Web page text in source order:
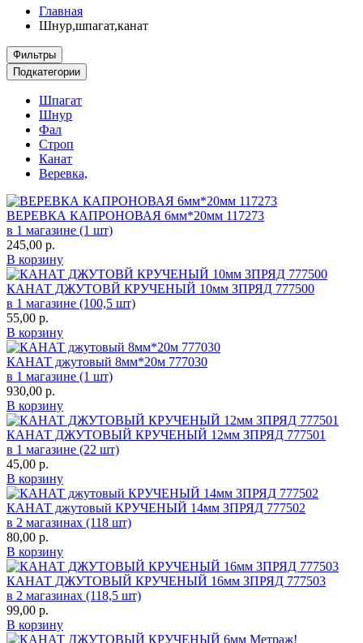
Главная
Шнур,шпагат,канат
Фильтры
Подкатегории
Шпагат
Шнур
Фал
Строп
Канат
Веревка,
ВЕРЕВКА КАПРОНОВАЯ 6мм*20мм 117273
в 1 магазине (1 шт)
245,00 р.
В корзину
КАНАТ ДЖУТОВЙ КРУЧЕНЫЙ 10мм ЗПРЯД 777500
в 1 магазине (100,5 шт)
55,00 р.
В корзину
КАНАТ джутовый 8мм*20м 777030
в 1 магазине (1 шт)
930,00 р.
В корзину
КАНАТ ДЖУТОВЫЙ КРУЧЕНЫЙ 12мм ЗПРЯД 777501
в 1 магазине (22 шт)
45,00 р.
В корзину
КАНАТ джутовый КРУЧЕНЫЙ 14мм ЗПРЯД 777502
в 2 магазинах (118 шт)
80,00 р.
В корзину
КАНАТ ДЖУТОВЫЙ КРУЧЕНЫЙ 16мм ЗПРЯД 777503
в 2 магазинах (118,5 шт)
99,00 р.
В корзину